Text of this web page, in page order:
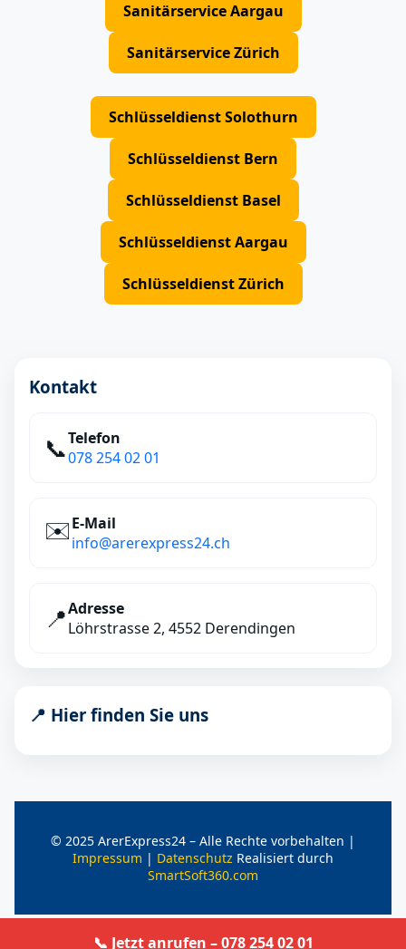
Sanitärservice Aargau
Sanitärservice Zürich
Schlüsseldienst Solothurn
Schlüsseldienst Bern
Schlüsseldienst Basel
Schlüsseldienst Aargau
Schlüsseldienst Zürich
Kontakt
📞Telefon
078 254 02 01
✉️E‑Mail
info@arerexpress24.ch
📍Adresse
Löhrstrasse 2, 4552 Derendingen
📍 Hier finden Sie uns
© 2025 ArerExpress24 – Alle Rechte vorbehalten |
Impressum | Datenschutz Realisiert durch
SmartSoft360.com
📞 Jetzt anrufen – 078 254 02 01